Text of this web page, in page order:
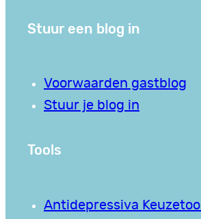
Stuur een blog in
Voorwaarden gastblog
Stuur je blog in
Tools
Antidepressiva Keuzetool